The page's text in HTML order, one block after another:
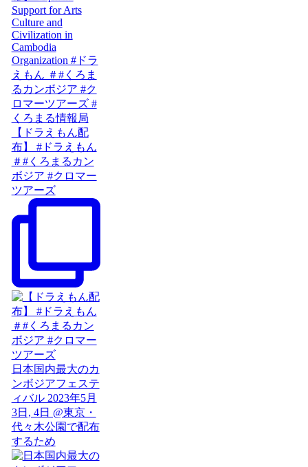
【ドラえもん配
布】 #ドラえもん
＃#くろまるカン
ボジア #クロマー
ツアーズ
日本国内最大のカ
ンボジアフェステ
ィバル 2023年5月
3日, 4日 @東京・
代々木公園で配布
するため